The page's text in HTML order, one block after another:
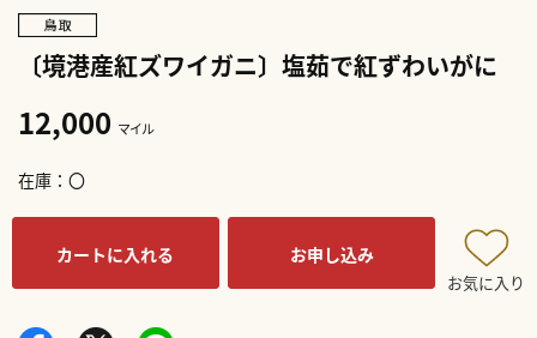
〔境港産紅ズワイガニ〕塩茹で紅ずわいがに
12,000 マイル
在庫 〇
カートに入れる お申し込み
お気に入り